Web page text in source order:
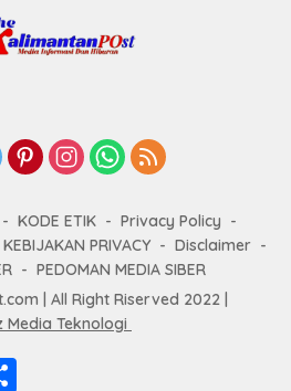
KODE ETIK
Privacy Policy
KEBIJAKAN PRIVACY
Disclaimer
PEDOMAN MEDIA SIBER
| All Right Riserved 2022 |
Media Teknologi